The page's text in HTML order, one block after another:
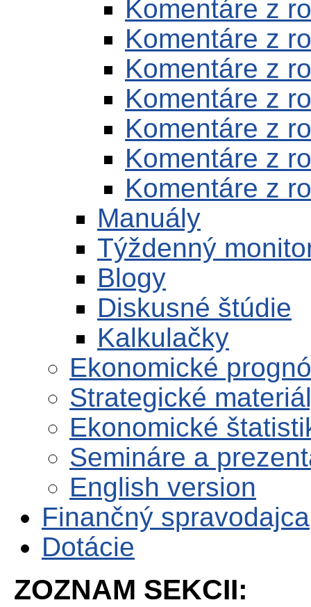
Komentáre z
Komentáre z
Komentáre z
Komentáre z
Komentáre z
Komentáre z
Komentáre z
Manuály
Týždenný
Blogy
Diskusné štúdie
Kalkulačky
Ekonomické
Strategické
Ekonomické
Semináre a
English version
Finančný spravodajca
Dotácie
ZOZNAM SEKCII: